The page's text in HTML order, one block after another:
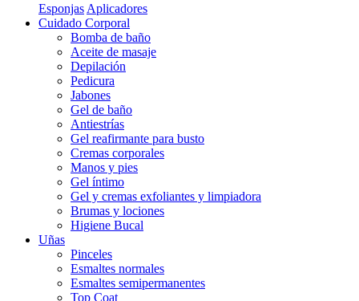
Esponjas Aplicadores
Cuidado Corporal
Bomba de baño
Aceite de masaje
Depilación
Pedicura
Jabones
Gel de baño
Antiestrías
Gel reafirmante para busto
Cremas corporales
Manos y pies
Gel íntimo
Gel y cremas exfoliantes y limpiadora
Brumas y lociones
Higiene Bucal
Uñas
Pinceles
Esmaltes normales
Esmaltes semipermanentes
Top Coat